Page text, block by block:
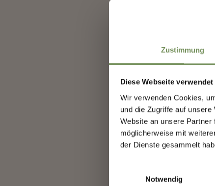
Zustimmung
Diese Webseite
Wir verwenden Cookies,
und die Zugriffe auf
Website an unsere
möglicherweise mit
der Dienste gesammelt
Notwendig
👉